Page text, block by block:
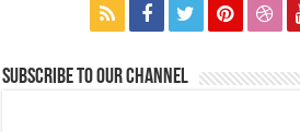
Subscribe to our Channel